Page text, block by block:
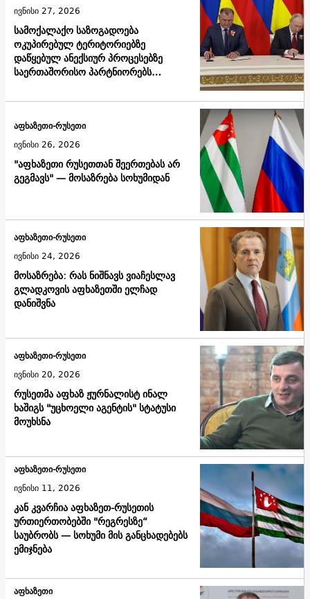
სამოქალაქო საზოგადოება
ოკუპირებულ ტერიტორიებზე
დაწყებულ ანექსიურ პროცესებზე
საერთაშორისო პარტნიორებს
ივნისი 27, 2026
"აფხაზეთი რუსეთთან შეერთებას არ
გეგმავს" — მოსაზრება სოხუმიდან
აფხაზეთი-რუსეთი
ივნისი 26, 2026
მოსაზრება: რას ნიშნავს ვიაჩესლავ
გლადკოვის აფხაზეთში ელჩად
დანიშვნა
აფხაზეთი-რუსეთი
ივნისი 24, 2026
რუსეთმა აფხაზ ჟურნალისტ ინალ
ხაშიგს "უცხოელი აგენტის" სტატუსი
მოუხსნა
აფხაზეთი-რუსეთი
ივნისი 20, 2026
კან კვარჩია აფხაზეთ-რუსეთის
ურთიერთობებში "რეგრესზე“
საუბრობს — სოხუმი მის განცხადებებს
ემიჯნება
აფხაზეთი-რუსეთი
ივნისი 11, 2026
აფხაზეთი